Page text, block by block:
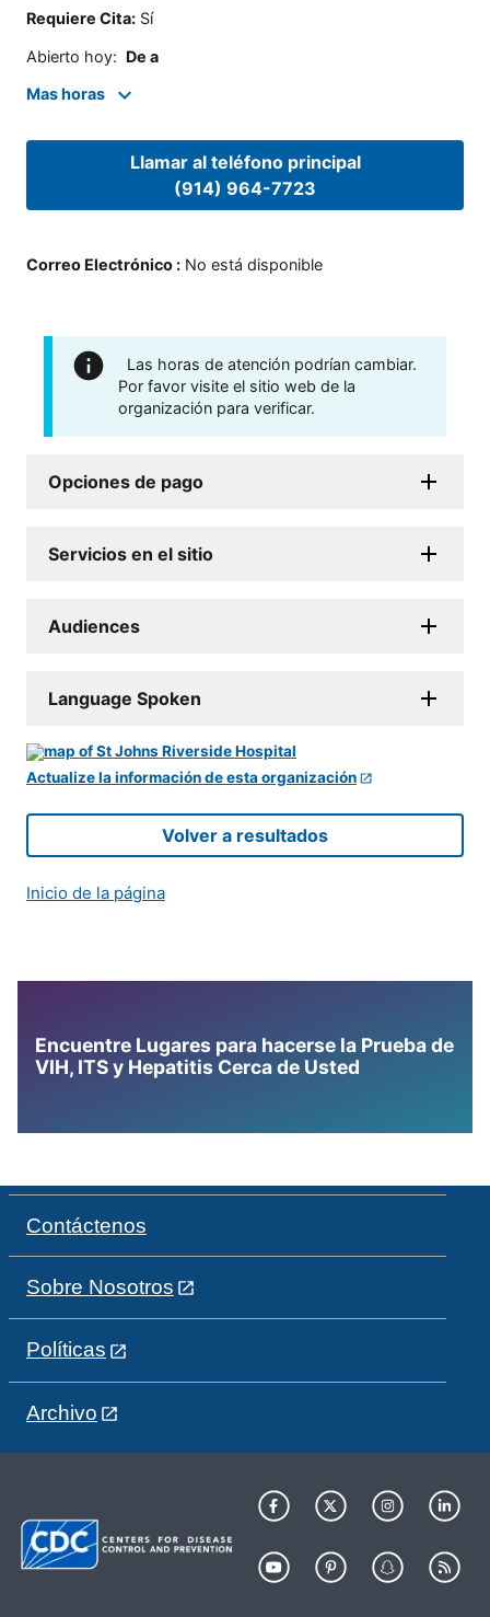
Requiere Cita: Sí
Abierto hoy: De a
Mas horas
Llamar al teléfono principal
(914) 964-7723
Correo Electrónico : No está disponible
Las horas de atención podrían cambiar.
Por favor visite el sitio web de la
organización para verificar.
Opciones de pago
Servicios en el sitio
Audiences
Language Spoken
Actualize la información de esta organización
Volver a resultados
Inicio de la página
Encuentre Lugares para hacerse la Prueba de
VIH, ITS y Hepatitis Cerca de Usted
Contáctenos
Sobre Nosotros
Políticas
Archivo